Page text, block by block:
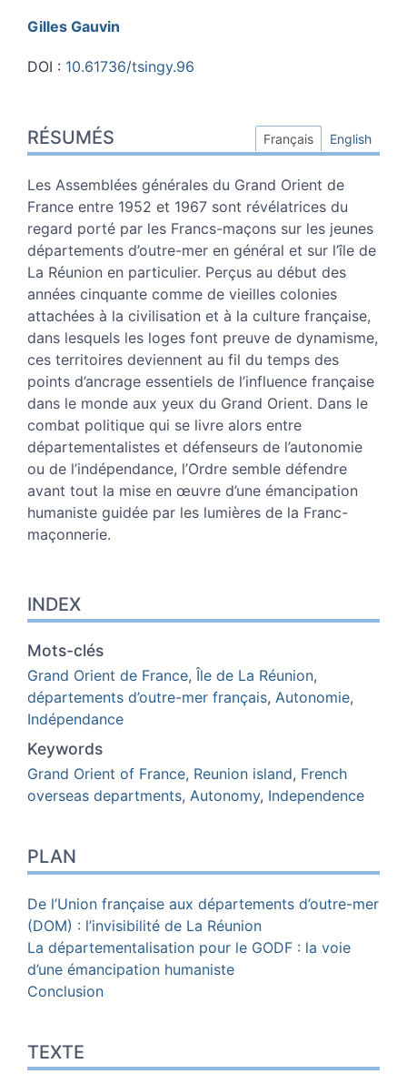
Gilles Gauvin
DOI : 10.61736/tsingy.96
Index
Plan
Texte
Notes
Illustrations
Citer cet article
Auteur
RÉSUMÉS Français English
Les Assemblées générales du Grand Orient de
France entre 1952 et 1967 sont révélatrices du
regard porté par les Francs-maçons sur les jeunes
départements d’outre-mer en général et sur l’île de
La Réunion en particulier. Perçus au début des
années cinquante comme de vieilles colonies
attachées à la civilisation et à la culture française,
dans lesquels les loges font preuve de dynamisme,
ces territoires deviennent au fil du temps des
points d’ancrage essentiels de l’influence française
dans le monde aux yeux du Grand Orient. Dans le
combat politique qui se livre alors entre
départementalistes et défenseurs de l’autonomie
ou de l’indépendance, l’Ordre semble défendre
avant tout la mise en œuvre d’une émancipation
humaniste guidée par les lumières de la Franc-
maçonnerie.
INDEX
Mots-clés
Grand Orient de France, Île de La Réunion,
départements d’outre-mer français, Autonomie,
Indépendance
Keywords
Grand Orient of France, Reunion island, French
overseas departments, Autonomy, Independence
PLAN
De l’Union française aux départements d’outre-mer
(DOM) : l’invisibilité de La Réunion
La départementalisation pour le GODF : la voie
d’une émancipation humaniste
Conclusion
TEXTE